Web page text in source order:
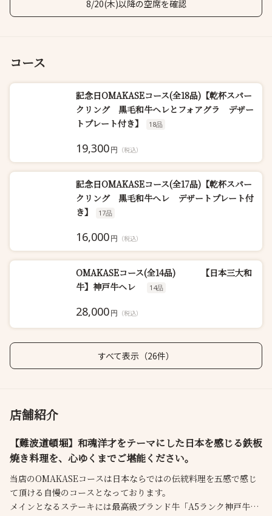
8/20(木)以降の空席を確認
コース
記念日OMAKASEコース(全18品)【乾杯スパー
クリング 黒毛和牛ヘレとフォアグラ デザー
トプレート付き】
18品
19,300円 （税込）
記念日OMAKASEコース(全17品)【乾杯スパー
クリング 黒毛和牛へレ デザートプレート付
き】
17品
16,000円 （税込）
OMAKASEコース(全14品) 【日本三大和
牛】神戸牛ヘレ
14品
28,000円 （税込）
すべて表示（26件）
店舗紹介
【難波道頓堀】和魂洋才をテーマにした日本を感じる鉄板
焼き料理を、心ゆくまでご堪能ください。
当店のOMAKASEコースは日本ならではの伝統料理を五感で感じ
て頂ける自慢のコースとなっております。
メインとなるステーキには最高級ブランド牛「A5ランク神戸牛」